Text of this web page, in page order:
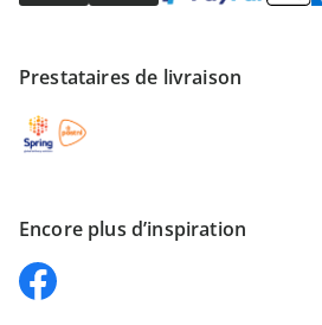
Prestataires de livraison
Encore plus d’inspiration